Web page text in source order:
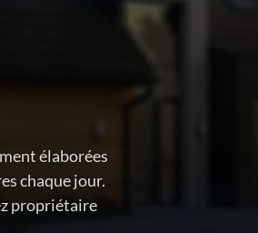
élaborées
chaque jour.
propriétaire